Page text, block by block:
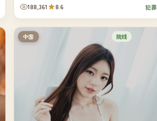
188,361 8.6 犯罪
中国 院线